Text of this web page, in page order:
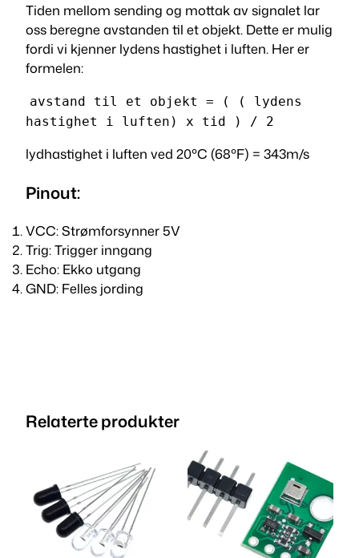
a
l
l
Tiden mellom sending og mottak av signalet lar
oss beregne avstanden til et objekt. Dette er mulig
fordi vi kjenner lydens hastighet i luften. Her er
formelen:
avstand til et objekt = ( ( lydens
hastighet i luften) x tid ) / 2
lydhastighet i luften ved 20ºC (68ºF) = 343m/s
Pinout:
VCC: Strømforsynner 5V
Trig:Trigger inngang
Echo: Ekko utgang
GND: Felles jording
Relaterte produkter